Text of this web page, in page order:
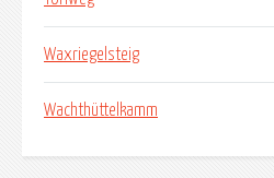
Waxriegelsteig
Wachthüttelkamm